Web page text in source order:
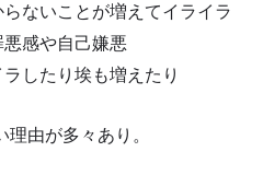
ないことが増えてイライラ
感や自己嫌悪
したり埃も増えたり
由が多々あり。